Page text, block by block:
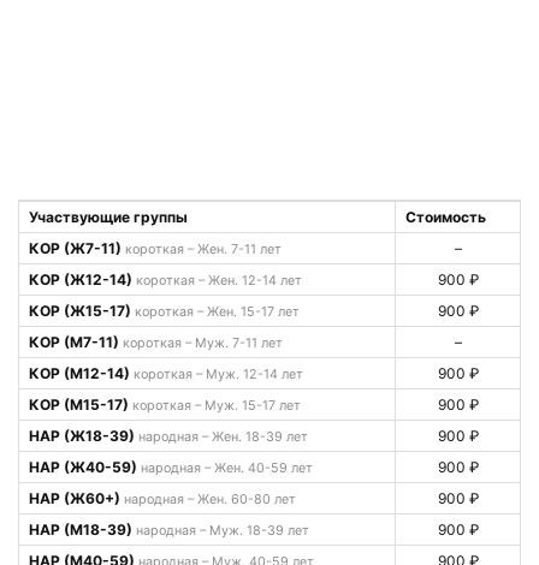
Участвующие группы
Стоимость
КОР (Ж7-11) короткая – Жен. 7-11 лет
–
КОР (Ж12-14) короткая – Жен. 12-14 лет
900 ₽
КОР (Ж15-17) короткая – Жен. 15-17 лет
900 ₽
КОР (М7-11) короткая – Муж. 7-11 лет
–
КОР (М12-14) короткая – Муж. 12-14 лет
900 ₽
КОР (М15-17) короткая – Муж. 15-17 лет
900 ₽
НАР (Ж18-39) народная – Жен. 18-39 лет
900 ₽
НАР (Ж40-59) народная – Жен. 40-59 лет
900 ₽
НАР (Ж60+) народная – Жен. 60-80 лет
900 ₽
НАР (М18-39) народная – Муж. 18-39 лет
900 ₽
НАР (М40-59)
900 ₽